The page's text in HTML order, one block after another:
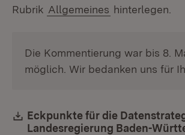
Rubrik Allgemeines hinterlegen.
Die Kommentierung war bis 8.
möglich. Wir bedanken uns für
Download:
Eckpunkte für die
Landesregierung Baden-